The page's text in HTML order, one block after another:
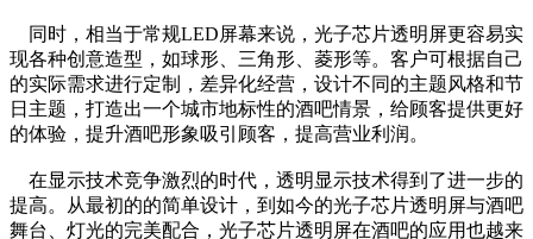
同时，相当于常规LED屏幕来说，光子芯片透明屏更容易实
现各种创意造型，如球形、三角形、菱形等。客户可根据自己
的实际需求进行定制，差异化经营，设计不同的主题风格和节
日主题，打造出一个城市地标性的酒吧情景，给顾客提供更好
的体验，提升酒吧形象吸引顾客，提高营业利润。
在显示技术竞争激烈的时代，透明显示技术得到了进一步的
提高。从最初的的简单设计，到如今的光子芯片透明屏与酒吧
舞台、灯光的完美配合，光子芯片透明屏在酒吧的应用也越来